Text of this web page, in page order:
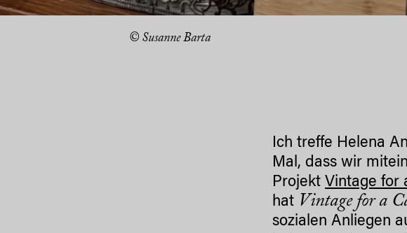
© Susanne Barta
Ich treffe Helena
Mal, dass wir
Projekt Vintage for
hat Vintage for a
sozialen Anliegen